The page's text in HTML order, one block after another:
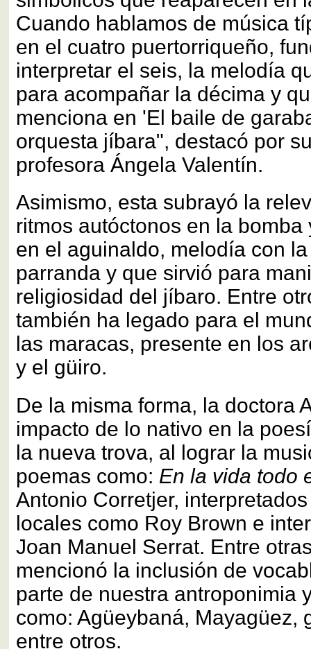
Cuando hablamos de música
en el cuatro puertorriqueño,
interpretar el seis, la melodía
para acompañar la décima y
menciona en 'El baile de
orquesta jíbara", destacó por
profesora Ángela Valentín.
Asimismo, esta subrayó la
ritmos autóctonos en la
en el aguinaldo, melodía con
parranda y que sirvió para
religiosidad del jíbaro. Entre
también ha legado para el
las maracas, presente en los
y el güiro.
De la misma forma, la doctora
impacto de lo nativo en la
la nueva trova, al lograr la
poemas como: En la vida todo
Antonio Corretjer,
locales como Roy Brown e
Joan Manuel Serrat. Entre
mencionó la inclusión de
parte de nuestra antroponimia
como: Agüeybaná, Mayagüez,
entre otros.